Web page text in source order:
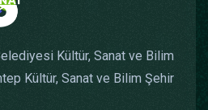
Kültür, Sanat ve Bilim
Kültür, Sanat ve Bilim Şehir